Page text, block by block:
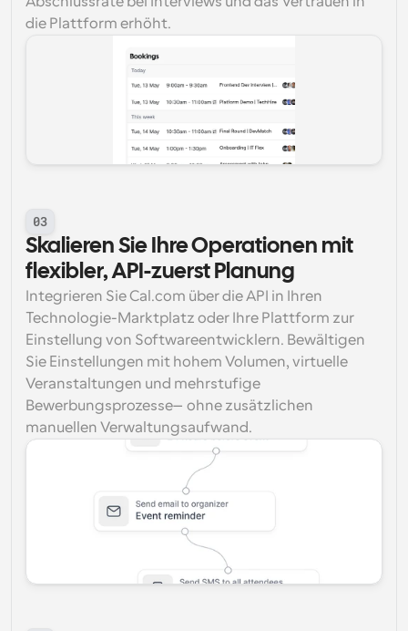
die Plattform erhöht.
03
Skalieren Sie Ihre Operationen mit
flexibler, API-zuerst Planung
Integrieren Sie Cal.com über die API in Ihren
Technologie-Marktplatz oder Ihre Plattform zur
Einstellung von Softwareentwicklern. Bewältigen
Sie Einstellungen mit hohem Volumen, virtuelle
Veranstaltungen und mehrstufige
Bewerbungsprozesse—ohne zusätzlichen
manuellen Verwaltungsaufwand.